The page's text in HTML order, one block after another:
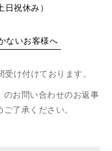
祝休み）
ないお客様へ
け付けております。
お問い合わせのお返事
了承ください。